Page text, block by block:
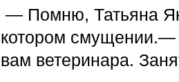
— Помню, Татьяна
котором смущении.—
вам ветеринара.